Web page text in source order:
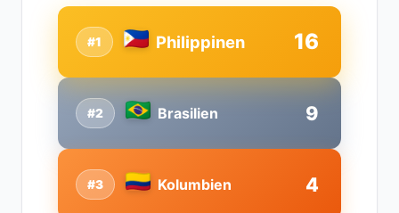
#2 Brasilien 9
#1 Philippinen 16
#3 Kolumbien 4